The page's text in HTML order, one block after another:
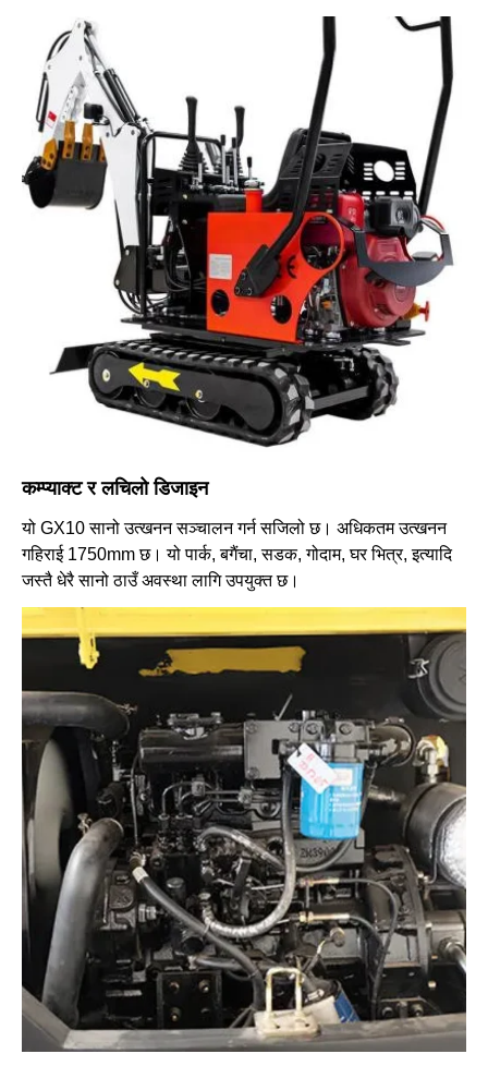
कम्प्याक्ट र लचिलो डिजाइन
यो GX10 सानो उत्खनन सञ्चालन गर्न सजिलो छ। अधिकतम उत्खनन
गहिराई 1750mm छ। यो पार्क, बगैंचा, सडक, गोदाम, घर भित्र, इत्यादि
जस्तै धेरै सानो ठाउँ अवस्था लागि उपयुक्त छ।